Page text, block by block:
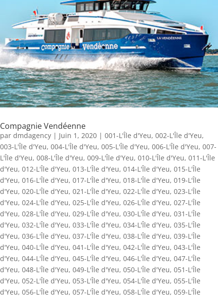
Compagnie Vendéenne
par dmdagency | Juin 1, 2020 | 001-L'Île d'Yeu, 002-L'Île d'Yeu,
003-L'Île d'Yeu, 004-L'Île d'Yeu, 005-L'Île d'Yeu, 006-L'Île d'Yeu, 007-
L'Île d'Yeu, 008-L'Île d'Yeu, 009-L'Île d'Yeu, 010-L'Île d'Yeu, 011-L'Île
d'Yeu, 012-L'Île d'Yeu, 013-L'Île d'Yeu, 014-L'Île d'Yeu, 015-L'Île
d'Yeu, 016-L'Île d'Yeu, 017-L'Île d'Yeu, 018-L'Île d'Yeu, 019-L'Île
d'Yeu, 020-L'Île d'Yeu, 021-L'Île d'Yeu, 022-L'Île d'Yeu, 023-L'Île
d'Yeu, 024-L'Île d'Yeu, 025-L'Île d'Yeu, 026-L'Île d'Yeu, 027-L'Île
d'Yeu, 028-L'Île d'Yeu, 029-L'Île d'Yeu, 030-L'Île d'Yeu, 031-L'Île
d'Yeu, 032-L'Île d'Yeu, 033-L'Île d'Yeu, 034-L'Île d'Yeu, 035-L'Île
d'Yeu, 036-L'Île d'Yeu, 037-L'Île d'Yeu, 038-L'Île d'Yeu, 039-L'Île
d'Yeu, 040-L'Île d'Yeu, 041-L'Île d'Yeu, 042-L'Île d'Yeu, 043-L'Île
d'Yeu, 044-L'Île d'Yeu, 045-L'Île d'Yeu, 046-L'Île d'Yeu, 047-L'Île
d'Yeu, 048-L'Île d'Yeu, 049-L'Île d'Yeu, 050-L'Île d'Yeu, 051-L'Île
d'Yeu, 052-L'Île d'Yeu, 053-L'Île d'Yeu, 054-L'Île d'Yeu, 055-L'Île
d'Yeu, 056-L'Île d'Yeu, 057-L'Île d'Yeu, 058-L'Île d'Yeu, 059-L'Île